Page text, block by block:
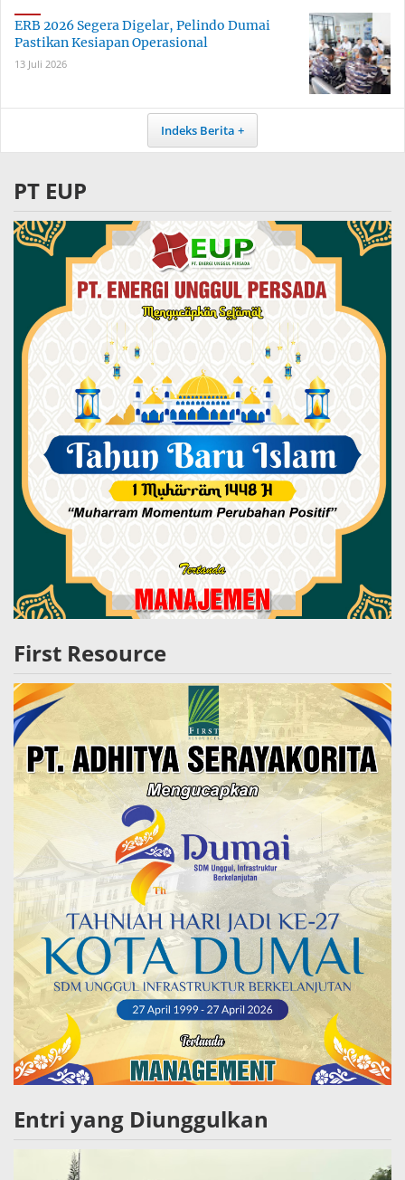
ERB 2026 Segera Digelar, Pelindo Dumai
Pastikan Kesiapan Operasional
13 Juli 2026
Indeks Berita
PT EUP
First Resource
Entri yang Diunggulkan